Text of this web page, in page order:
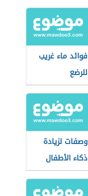
فوائد ماء غريب
للرضع
وصفات لزيادة
ذكاء الأطفال